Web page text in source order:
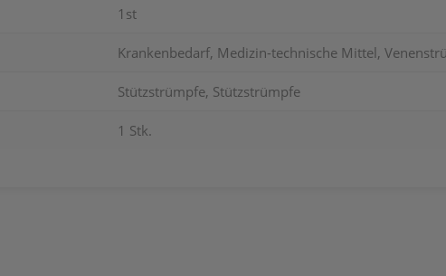
1st
Krankenbedarf, Medizin-technische Mittel,
Stützstrümpfe, Stützstrümpfe
1 Stk.